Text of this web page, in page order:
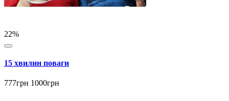
22%
15 хвилин поваги
777грн 1000грн